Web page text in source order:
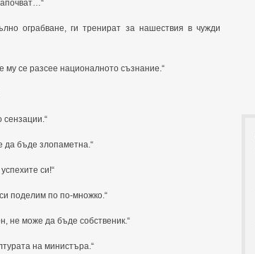
ограбване, ги тренират за нашествия в чужди
се разсее националното съзнание.“
да бъде злопаметна.“
си!“
поделим по по-множко.“
не може да бъде собственик.“
на министъра.“